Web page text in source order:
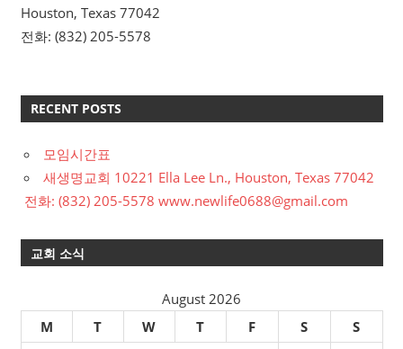
Houston, Texas 77042
전화: (832) 205-5578
RECENT POSTS
모임시간표
새생명교회 10221 Ella Lee Ln., Houston, Texas 77042
전화: (832) 205-5578 www.newlife0688@gmail.com
교회 소식
August 2026
M
T W T F S
S